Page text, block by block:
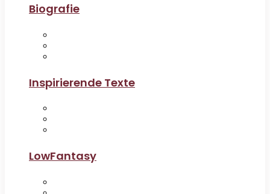
Biografie
Inspirierende Texte
LowFantasy